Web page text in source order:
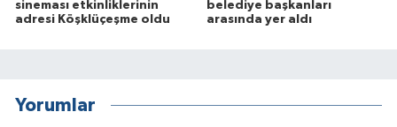
sineması etkinliklerinin
adresi Köşklüçeşme oldu
belediye başkanları
arasında yer aldı
Yorumlar